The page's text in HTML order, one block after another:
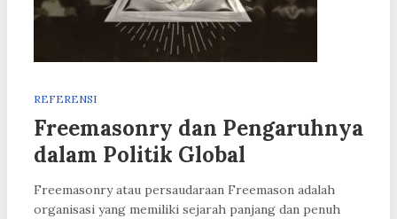
REFERENSI
Freemasonry dan Pengaruhnya
dalam Politik Global
Freemasonry atau persaudaraan Freemason adalah
organisasi yang memiliki sejarah panjang dan penuh